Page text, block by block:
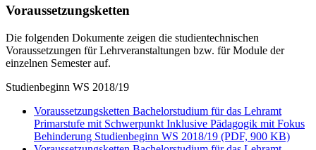
Voraussetzungsketten
Die folgenden Dokumente zeigen die studientechnischen
Voraussetzungen für Lehrveranstaltungen bzw. für Module der
einzelnen Semester auf.
Studienbeginn WS 2018/19
Voraussetzungsketten Bachelorstudium für das Lehramt
Primarstufe mit Schwerpunkt Inklusive Pädagogik mit Fokus
Behinderung Studienbeginn WS 2018/19 (PDF, 900 KB)